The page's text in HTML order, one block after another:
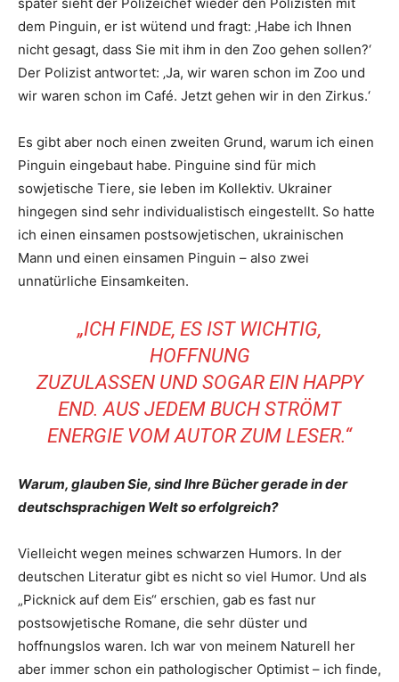
dem Pinguin, er ist wütend und fragt: ‚Habe ich Ihnen
nicht gesagt, dass Sie mit ihm in den Zoo gehen sollen?‘
Der Polizist antwortet: ‚Ja, wir waren schon im Zoo und
wir waren schon im Café. Jetzt gehen wir in den Zirkus.‘
Es gibt aber noch einen zweiten Grund, warum ich einen
Pinguin eingebaut habe. Pinguine sind für mich
sowjetische Tiere, sie leben im Kollektiv. Ukrainer
hingegen sind sehr individualistisch eingestellt. So hatte
ich einen einsamen postsowjetischen, ukrainischen
Mann und einen einsamen Pinguin – also zwei
unnatürliche Einsamkeiten.
„ICH FINDE, ES IST WICHTIG,
HOFFNUNG
ZUZULASSEN UND SOGAR EIN HAPPY
END. AUS JEDEM BUCH STRÖMT
ENERGIE VOM AUTOR ZUM LESER.“
Warum, glauben Sie, sind Ihre Bücher gerade in der
deutschsprachigen Welt so erfolgreich?
Vielleicht wegen meines schwarzen Humors. In der
deutschen Literatur gibt es nicht so viel Humor. Und als
„Picknick auf dem Eis“ erschien, gab es fast nur
postsowjetische Romane, die sehr düster und
hoffnungslos waren. Ich war von meinem Naturell her
aber immer schon ein pathologischer Optimist – ich finde,